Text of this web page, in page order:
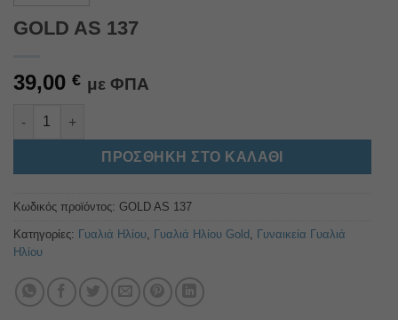
GOLD AS 137
39,00 € με ΦΠΑ
GOLD AS 137 ποσότητα
ΠΡΟΣΘΉΚΗ ΣΤΟ ΚΑΛΆΘΙ
Alternative:
Κωδικός προϊόντος: GOLD AS 137
Κατηγορίες: Γυαλιά Ηλίου Γυαλιά Ηλίου Gold
Γυναικεία Γυαλιά
Ηλίου